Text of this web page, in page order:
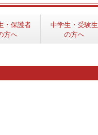
・保護者
方へ
中学生・受験生
の方へ